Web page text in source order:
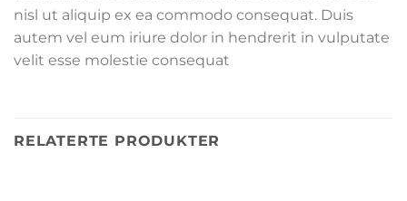
nisl ut aliquip ex ea commodo consequat. Duis
autem vel eum iriure dolor in hendrerit in vulputate
velit esse molestie consequat
RELATERTE PRODUKTER